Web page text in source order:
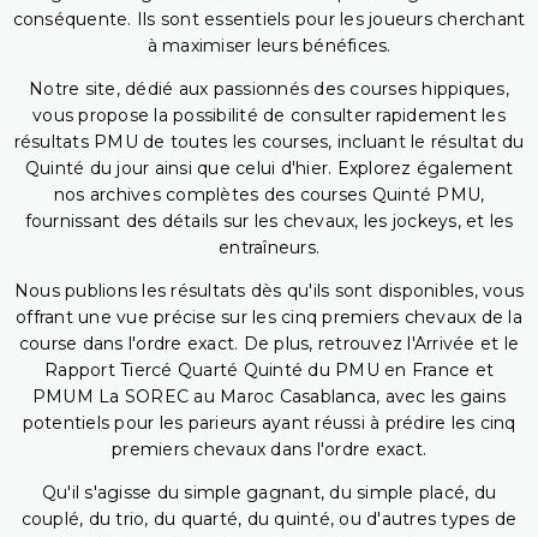
conséquente. Ils sont essentiels pour les joueurs cherchant
à maximiser leurs bénéfices.
Notre site, dédié aux passionnés des courses hippiques,
vous propose la possibilité de consulter rapidement les
résultats PMU de toutes les courses, incluant le résultat du
Quinté du jour ainsi que celui d'hier. Explorez également
nos archives complètes des courses Quinté PMU,
fournissant des détails sur les chevaux, les jockeys, et les
entraîneurs.
Nous publions les résultats dès qu'ils sont disponibles, vous
offrant une vue précise sur les cinq premiers chevaux de la
course dans l'ordre exact. De plus, retrouvez l'Arrivée et le
Rapport Tiercé Quarté Quinté du PMU en France et
PMUM La SOREC au Maroc Casablanca, avec les gains
potentiels pour les parieurs ayant réussi à prédire les cinq
premiers chevaux dans l'ordre exact.
Qu'il s'agisse du simple gagnant, du simple placé, du
couplé, du trio, du quarté, du quinté, ou d'autres types de